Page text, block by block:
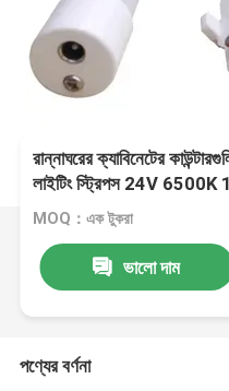
রান্নাঘরের ক্যাবিনেটের
লাইটিং স্ট্রিপস 24V
MOQ：এক টুকরা
ভালো দাম
পণ্যের বর্ণনা